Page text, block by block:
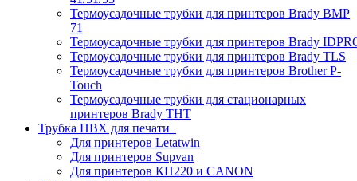
Термоусадочные трубки для принтеров Brady BMP
71
Термоусадочные трубки для принтеров Brady
Термоусадочные трубки для принтеров Brady TLS
Термоусадочные трубки для принтеров Brother P-
Touch
Термоусадочные трубки для стационарных
принтеров Brady THT
Трубка ПВХ для печати
Для принтеров Letatwin
Для принтеров Supvan
Для принтеров КП220 и CANON